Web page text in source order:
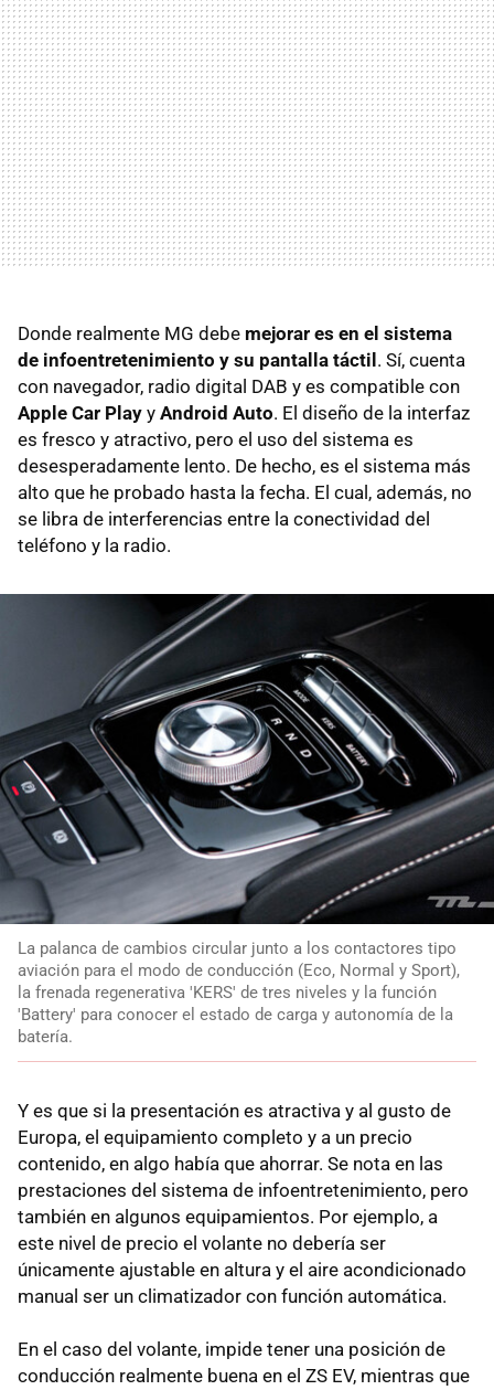
Donde realmente MG debe mejorar es en el sistema
de infoentretenimiento y su pantalla táctil . Sí, cuenta
con navegador, radio digital DAB y es compatible con
Apple Car Play y Android Auto. El diseño de la interfaz
es fresco y atractivo, pero el uso del sistema es
desesperadamente lento. De hecho, es el sistema más
alto que he probado hasta la fecha. El cual, además, no
se libra de interferencias entre la conectividad del
teléfono y la radio.
La palanca de cambios circular junto a los contactores tipo
aviación para el modo de conducción (Eco, Normal y Sport),
la frenada regenerativa 'KERS' de tres niveles y la función
'Battery' para conocer el estado de carga y autonomía de la
batería.
Y es que si la presentación es atractiva y al gusto de
Europa, el equipamiento completo y a un precio
contenido, en algo había que ahorrar. Se nota en las
prestaciones del sistema de infoentretenimiento, pero
también en algunos equipamientos. Por ejemplo, a
este nivel de precio el volante no debería ser
únicamente ajustable en altura y el aire acondicionado
manual ser un climatizador con función automática.
En el caso del volante, impide tener una posición de
conducción realmente buena en el ZS EV, mientras que